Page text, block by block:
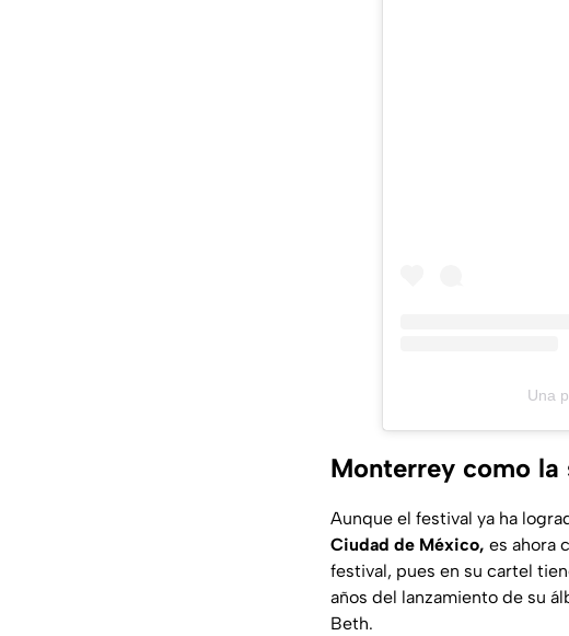
Una
Monterrey como la
Aunque el festival ya ha
Ciudad de México, es ahora
festival, pues en su cartel
años del lanzamiento de su
Beth.